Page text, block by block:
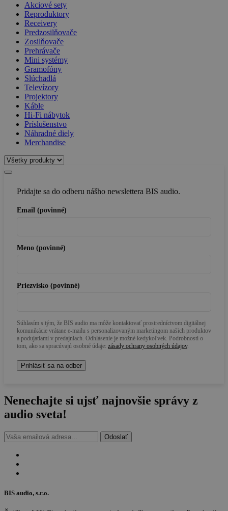
Akciové sety
Reproduktory
Receivery
Predzosilňovače
Zosilňovače
Prehrávače
Mini systémy
Gramofóny
Slúchadlá
Televízory
Projektory
Káble
Hi-Fi nábytok
Príslušenstvo
Náhradné diely
Merchandise
Pridajte sa do odberu nášho newslettera BIS audio.
Email (povinné)
Meno (povinné)
Priezvisko (povinné)
Súhlasím s tým, že BIS audio ma môže kontaktovať prostredníctvom digitálnej
komunikácie vrátane e-mailu s personalizovaným marketingom našich produktov
a podujatiami v predajniach. Odhlásenie je možné kedykoľvek. Podrobnosti o
tom, ako sa spracúvajú osobné údaje: zásady ochrany osobných údajov.
Nenechajte si ujsť najnovšie správy z
audio sveta!
Odoslať
BIS audio, s.r.o.